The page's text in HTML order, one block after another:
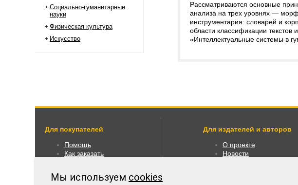
Социально-гуманитарные
науки
Физическая культура
Искусство
Рассматриваются основные
анализа на трех уровнях —
инструментария: словарей и
области классификации
«Интеллектуальные системы в
Для покупателей
Помощь
Как заказать
Оплата
Для издателей и авторов
О проекте
Новости
Мы используем cookies